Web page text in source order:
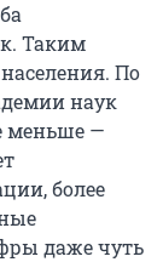
Таким
По
наук
меньше —
более
даже чуть